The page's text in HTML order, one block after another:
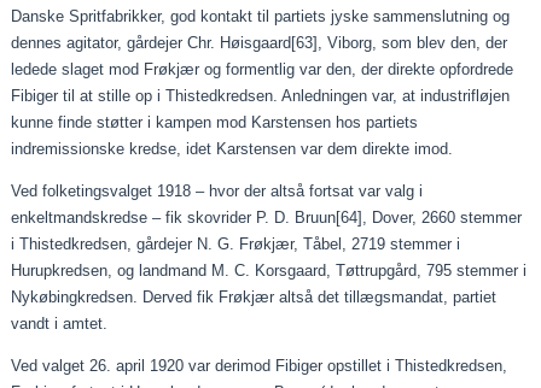
Danske Spritfabrikker, god kontakt til partiets jyske sammenslutning og
dennes agitator, gårdejer Chr. Høisgaard[63] , Viborg, som blev den, der
ledede slaget mod Frøkjær og formentlig var den, der direkte opfordrede
Fibiger til at stille op i Thistedkredsen. Anledningen var, at industrifløjen
kunne finde støtter i kampen mod Karstensen hos partiets
indremissionske kredse, idet Karstensen var dem direkte imod.
Ved folketingsvalget 1918 – hvor der altså fortsat var valg i
enkeltmandskredse – fik skovrider P. D. Bruun[64] , Dover, 2660 stemmer
i Thistedkredsen, gårdejer N. G. Frøkjær, Tåbel, 2719 stemmer i
Hurupkredsen, og landmand M. C. Korsgaard, Tøttrupgård, 795 stemmer i
Nykøbingkredsen. Derved fik Frøkjær altså det tillægsmandat, partiet
vandt i amtet.
Ved valget 26. april 1920 var derimod Fibiger opstillet i Thistedkredsen,